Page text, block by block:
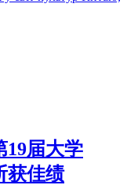
19届大学
获佳绩